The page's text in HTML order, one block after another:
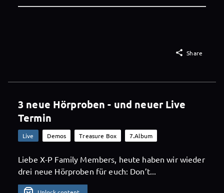
 Share
3 neue Hörproben - und neuer Live
Termin
Live Demos Treasure Box 7.Album
Liebe X-P Family Members, heute haben wir wieder
drei neue Hörproben für euch: Don’t...